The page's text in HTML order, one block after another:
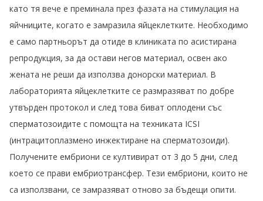
като тя вече е преминала през фазата на стимулация на
яйчниците, когато е замразила яйцеклетките. Необходимо
е само партньорът да отиде в клиниката по асистирана
репродукция, за да остави негов материал, освен ако
жената не реши да използва донорски материал. В
лабораторията яйцеклетките се размразяват по добре
утвърден протокол и след това биват оплодени със
сперматозоидите с помощта на техниката ICSI
(интрацитоплазмено инжектиране на сперматозоиди).
Получените ембриони се култивират от 3 до 5 дни, след
което се прави ембриотрансфер. Тези ембриони, които не
са използвани, се замразяват отново за бъдещи опити.